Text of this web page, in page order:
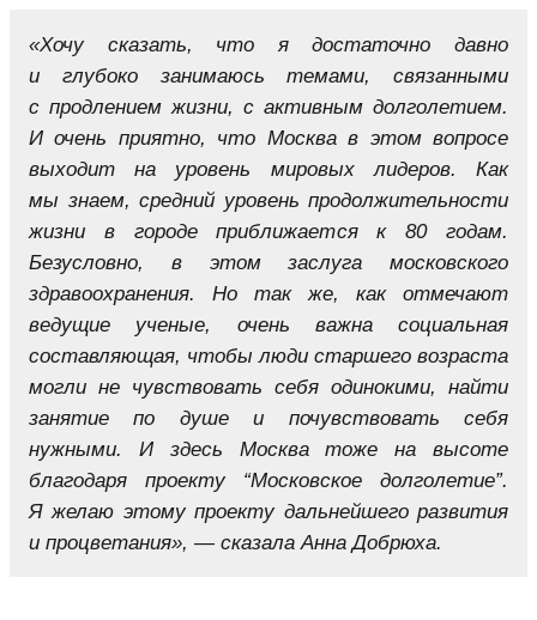
«Хочу сказать, что я достаточно давно
и глубоко занимаюсь темами, связанными
с продлением жизни, с активным долголетием.
И очень приятно, что Москва в этом вопросе
выходит на уровень мировых лидеров. Как
мы знаем, средний уровень продолжительности
жизни в городе приближается к 80 годам.
Безусловно, в этом заслуга московского
здравоохранения. Но так же, как отмечают
ведущие ученые, очень важна социальная
составляющая, чтобы люди старшего возраста
могли не чувствовать себя одинокими, найти
занятие по душе и почувствовать себя
нужными. И здесь Москва тоже на высоте
благодаря проекту “Московское долголетие”.
Я желаю этому проекту дальнейшего развития
и процветания», — сказала Анна Добрюха.